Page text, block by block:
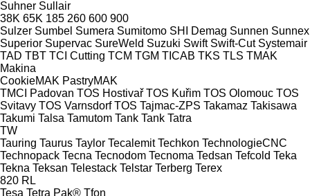
Suhner Sullair
38K 65K 185 260 600 900
Sulzer Sumbel Sumera Sumitomo SHI Demag Sunnen Sunnex
Superior Supervac SureWeld Suzuki Swift Swift-Cut Systemair
TAD TBT TCI Cutting TCM TGM TICAB TKS TLS TMAK
Makina
CookieMAK PastryMAK
TMCI Padovan TOS Hostivař TOS Kuřim TOS Olomouc TOS
Svitavy TOS Varnsdorf TOS Tajmac-ZPS Takamaz Takisawa
Takumi Talsa Tamutom Tank Tank Tatra
TW
Tauring Taurus Taylor Tecalemit Techkon TechnologieCNC
Technopack Tecna Tecnodom Tecnoma Tedsan Tefcold Teka
Tekna Teksan Telestack Telstar Terberg Terex
820 RL
Tesa Tetra Pak® Tfon